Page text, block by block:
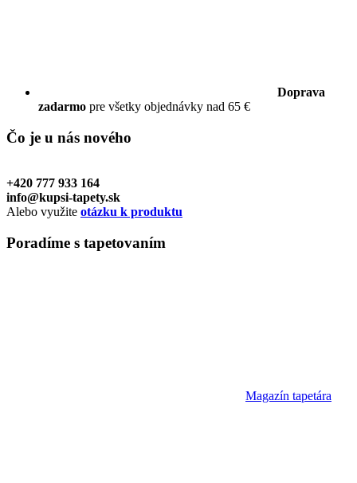
Doprava
zadarmo pre všetky objednávky nad 65 €
Čo je u nás nového
+420 777 933 164
info@kupsi-tapety.sk
Alebo využite otázku k produktu
Poradíme s tapetovaním
Magazín tapetára